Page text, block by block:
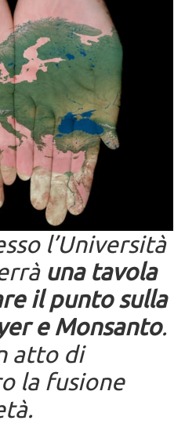
l’Università
una tavola
il punto sulla
e Monsanto.
atto di
la fusione